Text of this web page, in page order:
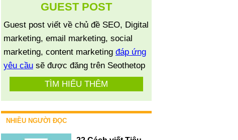
GUEST POST
Guest post viết về chủ đề SEO, Digital
marketing, email marketing, social
marketing, content marketing đáp ứng
yêu cầu sẽ được đăng trên Seothetop
TÌM HIỂU THÊM
NHIỀU NGƯỜI ĐỌC